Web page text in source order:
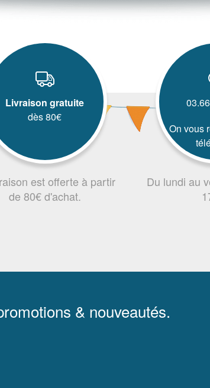
Livraison gratuite
dès 80€
est offerte à partir
de 80€ d'achat.
On vous
Du lundi au
& nouveautés.